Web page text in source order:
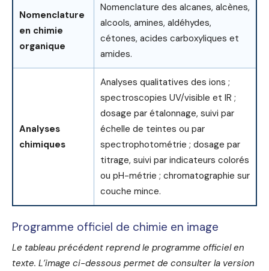
Nomenclature
en chimie
organique
Nomenclature des alcanes, alcènes,
alcools, amines, aldéhydes,
cétones, acides carboxyliques et
amides.
Analyses
chimiques
Analyses qualitatives des ions ;
spectroscopies UV/visible et IR ;
dosage par étalonnage, suivi par
échelle de teintes ou par
spectrophotométrie ; dosage par
titrage, suivi par indicateurs colorés
ou pH-métrie ; chromatographie sur
couche mince.
Programme officiel de chimie en image
Le tableau précédent reprend le programme officiel en
texte. L’image ci-dessous permet de consulter la version